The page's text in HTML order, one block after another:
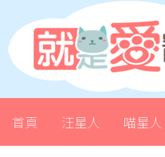
首頁 汪星人 喵星人